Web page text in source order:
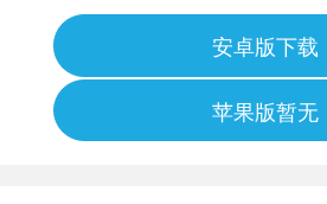
安卓版下载
苹果版暂无